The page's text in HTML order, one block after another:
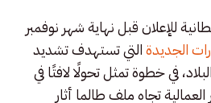
للإعلان قبل نهاية شهر نوفمبر
الجديدةالتي تستهدف تشديد
في خطوة تمثل تحولًا لافتًا في
تجاه ملف طالما أثار